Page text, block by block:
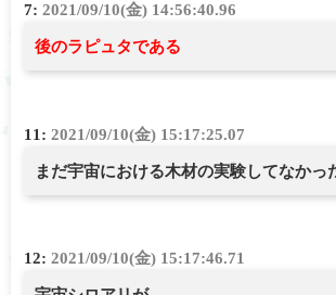
7: 2021/09/10(金) 14:56:40.96
後のラピュタである
11: 2021/09/10(金) 15:17:25.07
まだ宇宙における木材の実験してなかっ
12: 2021/09/10(金) 15:17:46.71